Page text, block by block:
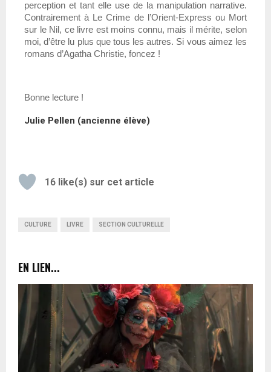
perception et tant elle use de la manipulation narrative.
Contrairement à Le Crime de l’Orient-Express ou Mort
sur le Nil, ce livre est moins connu, mais il mérite, selon
moi, d’être lu plus que tous les autres. Si vous aimez les
romans d’Agatha Christie, foncez !
Bonne lecture !
Julie Pellen (ancienne élève)
16 like(s) sur cet article
CULTURE LIVRE SECTION CULTURELLE
EN LIEN...